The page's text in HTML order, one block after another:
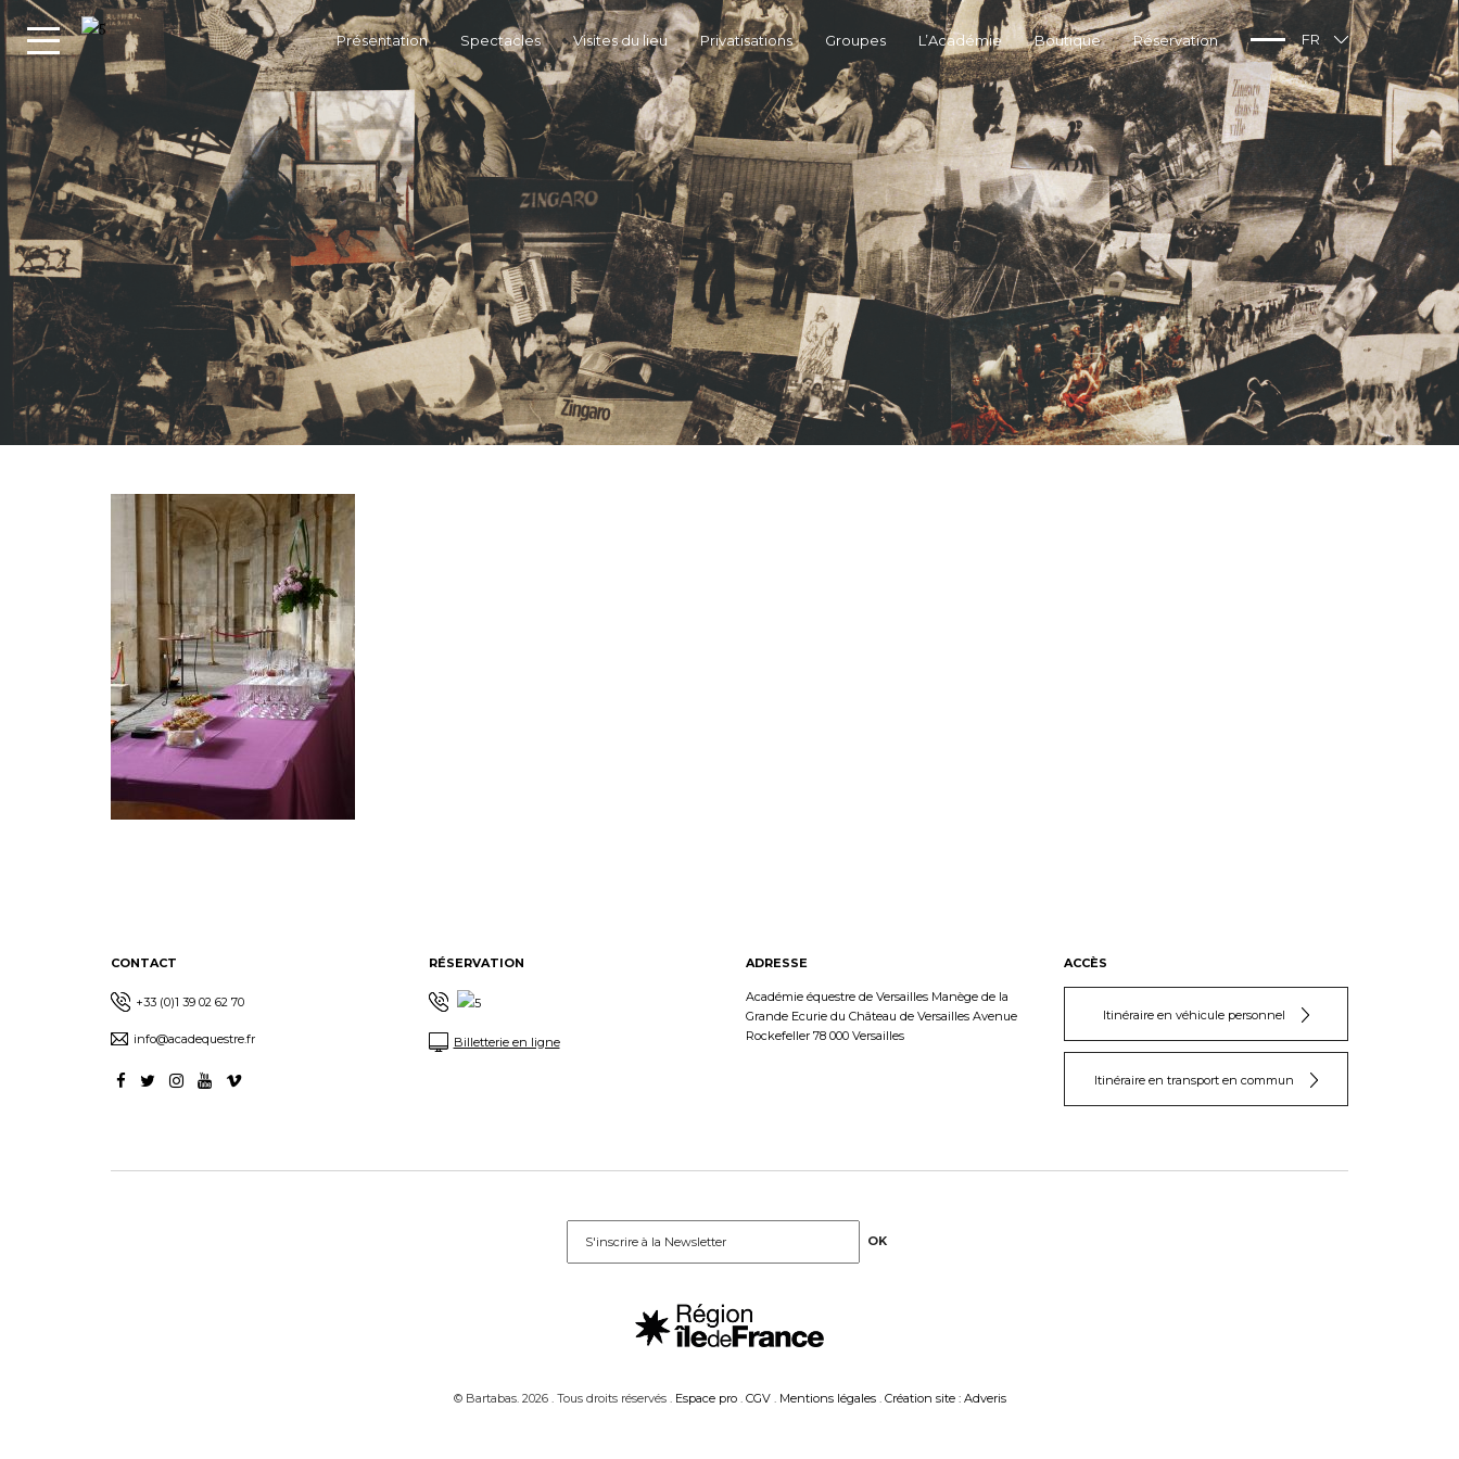
Présentation Spectacles Visites du lieu Privatisations Groupes L’Académie Boutique Réservation
CONTACT RÉSERVATION ADRESSE ACCÈS
+33 (0)1 39 02 62 70
info@acadequestre.fr Billetterie en ligne
Académie équestre de Versailles Manège de la
Grande Ecurie du Château de Versailles Avenue
Rockefeller 78 000 Versailles
Itinéraire en véhicule personnel
Itinéraire en transport en commun
© Bartabas. 2026 . Tous droits réservés . Espace pro. CGV. Mentions légales. Création site : Adveris